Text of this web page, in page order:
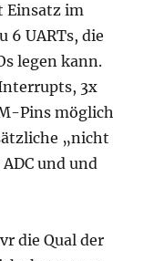
Einsatz im
6 UARTs, die
legen kann.
3x
Pins möglich
„nicht
und und
die Qual der